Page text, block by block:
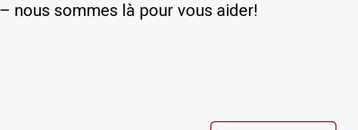
– nous sommes là pour vous aider!